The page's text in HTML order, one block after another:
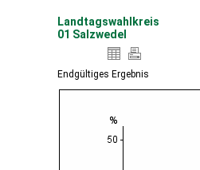
Landtagswahlkreis
01 Salzwedel
Endgültiges Ergebnis